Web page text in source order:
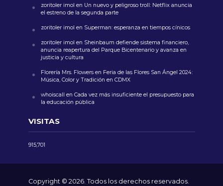
zoritoler imol en Un nuevo y peligroso troll: Netflix anuncia
el estreno de la segunda parte
zoritoler imol en Superman: esperanza en tiempos cínicos
zoritoler imol en Sheinbaum defiende sistema financiero,
anuncia reapertura del Parque Bicentenario y avanza en
justicia y cultura
Florería Mrs. Flowersen Feria de las Flores San Ángel 2024:
Música, Color y Tradición en CDMX
whoiscall en Cada vez más insuficiente el presupuesto para
la educación pública
VISITAS
915,701
Copyright © 2026. Todos los derechos reservados.